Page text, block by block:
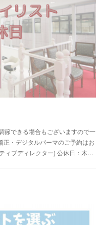
節できる場合もございますので一
・デジタルパーマのご予約はお
ィブディレクター) 公休日：木…